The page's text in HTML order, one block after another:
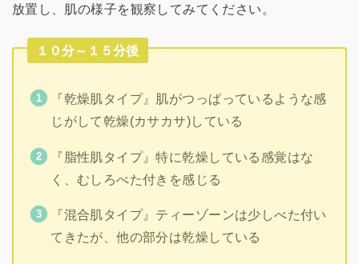
放置し、肌の様子を観察してみてください。
１０分～１５分後
『乾燥肌タイプ』肌がつっぱっているような感
じがして乾燥(カサカサ)している
『脂性肌タイプ』特に乾燥している感覚はな
く、むしろべた付きを感じる
『混合肌タイプ』ティーゾーンは少しべた付い
てきたが、他の部分は乾燥している